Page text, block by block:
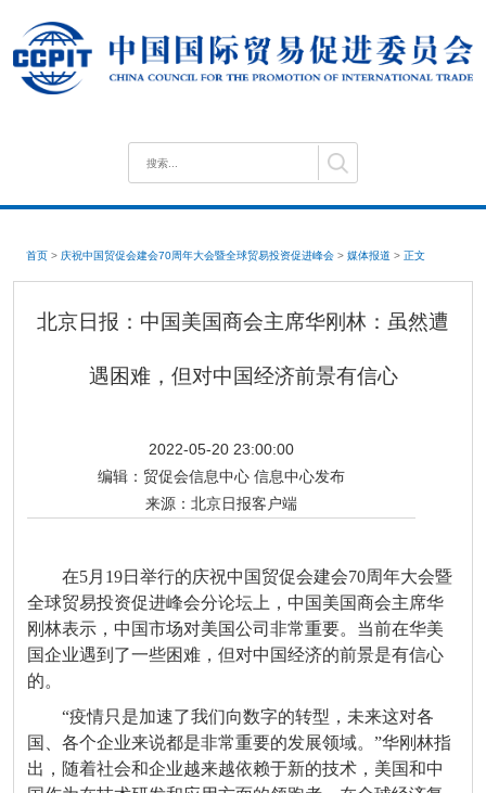
首页 > 庆祝中国贸促会建会70周年大会暨全球贸易投资促进峰会 > 媒体报道 > 正文
北京日报：中国美国商会主席华刚林：虽然遭
遇困难，但对中国经济前景有信心
2022-05-20 23:00:00
编辑： 贸促会信息中心 信息中心发布
来源： 北京日报客户端
在5月19日举行的庆祝中国贸促会建会70周年大会暨
全球贸易投资促进峰会分论坛上，中国美国商会主席华
刚林表示，中国市场对美国公司非常重要。当前在华美
国企业遇到了一些困难，但对中国经济的前景是有信心
的。
“疫情只是加速了我们向数字的转型，未来这对各
国、各个企业来说都是非常重要的发展领域。”华刚林指
出，随着社会和企业越来越依赖于新的技术，美国和中